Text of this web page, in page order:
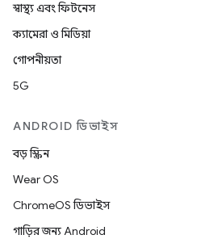
স্বাস্থ্য এবং ফিটনেস
ক্যামেরা ও মিডিয়া
গোপনীয়তা
5G
ANDROID ডিভাইস
বড় স্ক্রিন
Wear OS
ChromeOS ডিভাইস
গাড়ির জন্য Android